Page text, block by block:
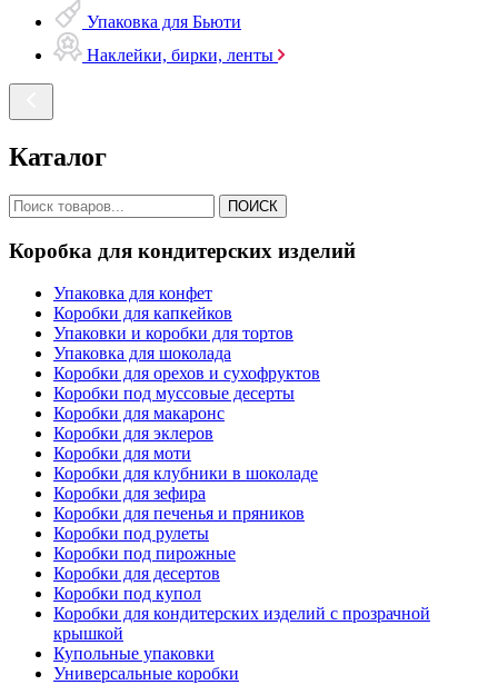
Упаковка для Бьюти
Наклейки, бирки, ленты
Каталог
ПОИСК
Коробка для кондитерских изделий
Упаковка для конфет
Коробки для капкейков
Упаковки и коробки для тортов
Упаковка для шоколада
Коробки для орехов и сухофруктов
Коробки под муссовые десерты
Коробки для макаронс
Коробки для эклеров
Коробки для моти
Коробки для клубники в шоколаде
Коробки для зефира
Коробки для печенья и пряников
Коробки под рулеты
Коробки под пирожные
Коробки для десертов
Коробки под купол
Коробки для кондитерских изделий с прозрачной
крышкой
Купольные упаковки
Универсальные коробки